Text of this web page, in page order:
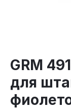
GRM
для